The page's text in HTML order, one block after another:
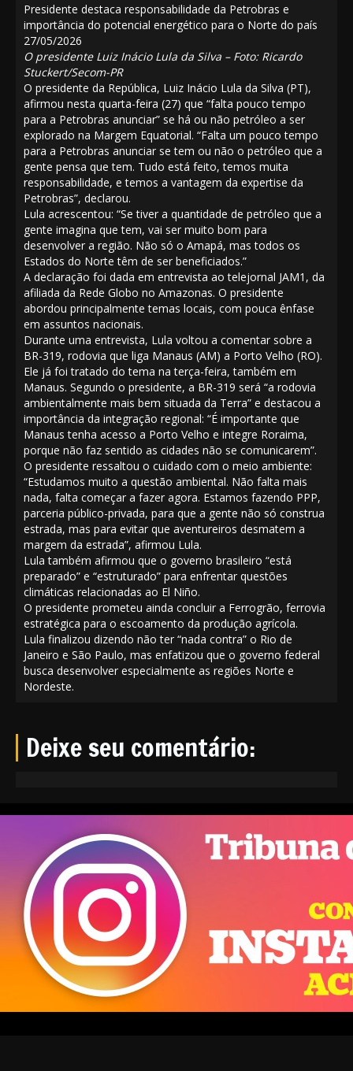
Presidente destaca responsabilidade da Petrobras e
importância do potencial energético para o Norte do país
27/05/2026
O presidente Luiz Inácio Lula da Silva – Foto: Ricardo
Stuckert/Secom-PR
O presidente da República, Luiz Inácio Lula da Silva (PT),
afirmou nesta quarta-feira (27) que “falta pouco tempo
para a Petrobras anunciar” se há ou não petróleo a ser
explorado na Margem Equatorial. “Falta um pouco tempo
para a Petrobras anunciar se tem ou não o petróleo que a
gente pensa que tem. Tudo está feito, temos muita
responsabilidade, e temos a vantagem da expertise da
Petrobras”, declarou.
Lula acrescentou: “Se tiver a quantidade de petróleo que a
gente imagina que tem, vai ser muito bom para
desenvolver a região. Não só o Amapá, mas todos os
Estados do Norte têm de ser beneficiados.”
A declaração foi dada em entrevista ao telejornal JAM1, da
afiliada da Rede Globo no Amazonas. O presidente
abordou principalmente temas locais, com pouca ênfase
em assuntos nacionais.
Durante uma entrevista, Lula voltou a comentar sobre a
BR-319, rodovia que liga Manaus (AM) a Porto Velho (RO).
Ele já foi tratado do tema na terça-feira, também em
Manaus. Segundo o presidente, a BR-319 será “a rodovia
ambientalmente mais bem situada da Terra” e destacou a
importância da integração regional: “É importante que
Manaus tenha acesso a Porto Velho e integre Roraima,
porque não faz sentido as cidades não se comunicarem”.
O presidente ressaltou o cuidado com o meio ambiente:
“Estudamos muito a questão ambiental. Não falta mais
nada, falta começar a fazer agora. Estamos fazendo PPP,
parceria público-privada, para que a gente não só construa
estrada, mas para evitar que aventureiros desmatem a
margem da estrada”, afirmou Lula.
Lula também afirmou que o governo brasileiro “está
preparado” e “estruturado” para enfrentar questões
climáticas relacionadas ao El Niño.
O presidente prometeu ainda concluir a Ferrogrão, ferrovia
estratégica para o escoamento da produção agrícola.
Lula finalizou dizendo não ter “nada contra” o Rio de
Janeiro e São Paulo, mas enfatizou que o governo federal
busca desenvolver especialmente as regiões Norte e
Nordeste.
Deixe seu comentário: